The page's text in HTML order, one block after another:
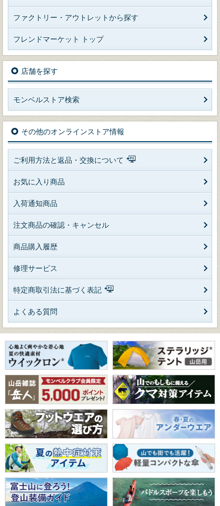
ファクトリー・アウトレットから探す
フレンドマーケット トップ
店舗を探す
モンベルストア検索
その他のオンラインストア情報
ご利用方法と返品・交換について
お気に入り商品
入荷通知商品
注文商品の確認・キャンセル
商品購入履歴
修理サービス
特定商取引法に基づく表記
よくある質問